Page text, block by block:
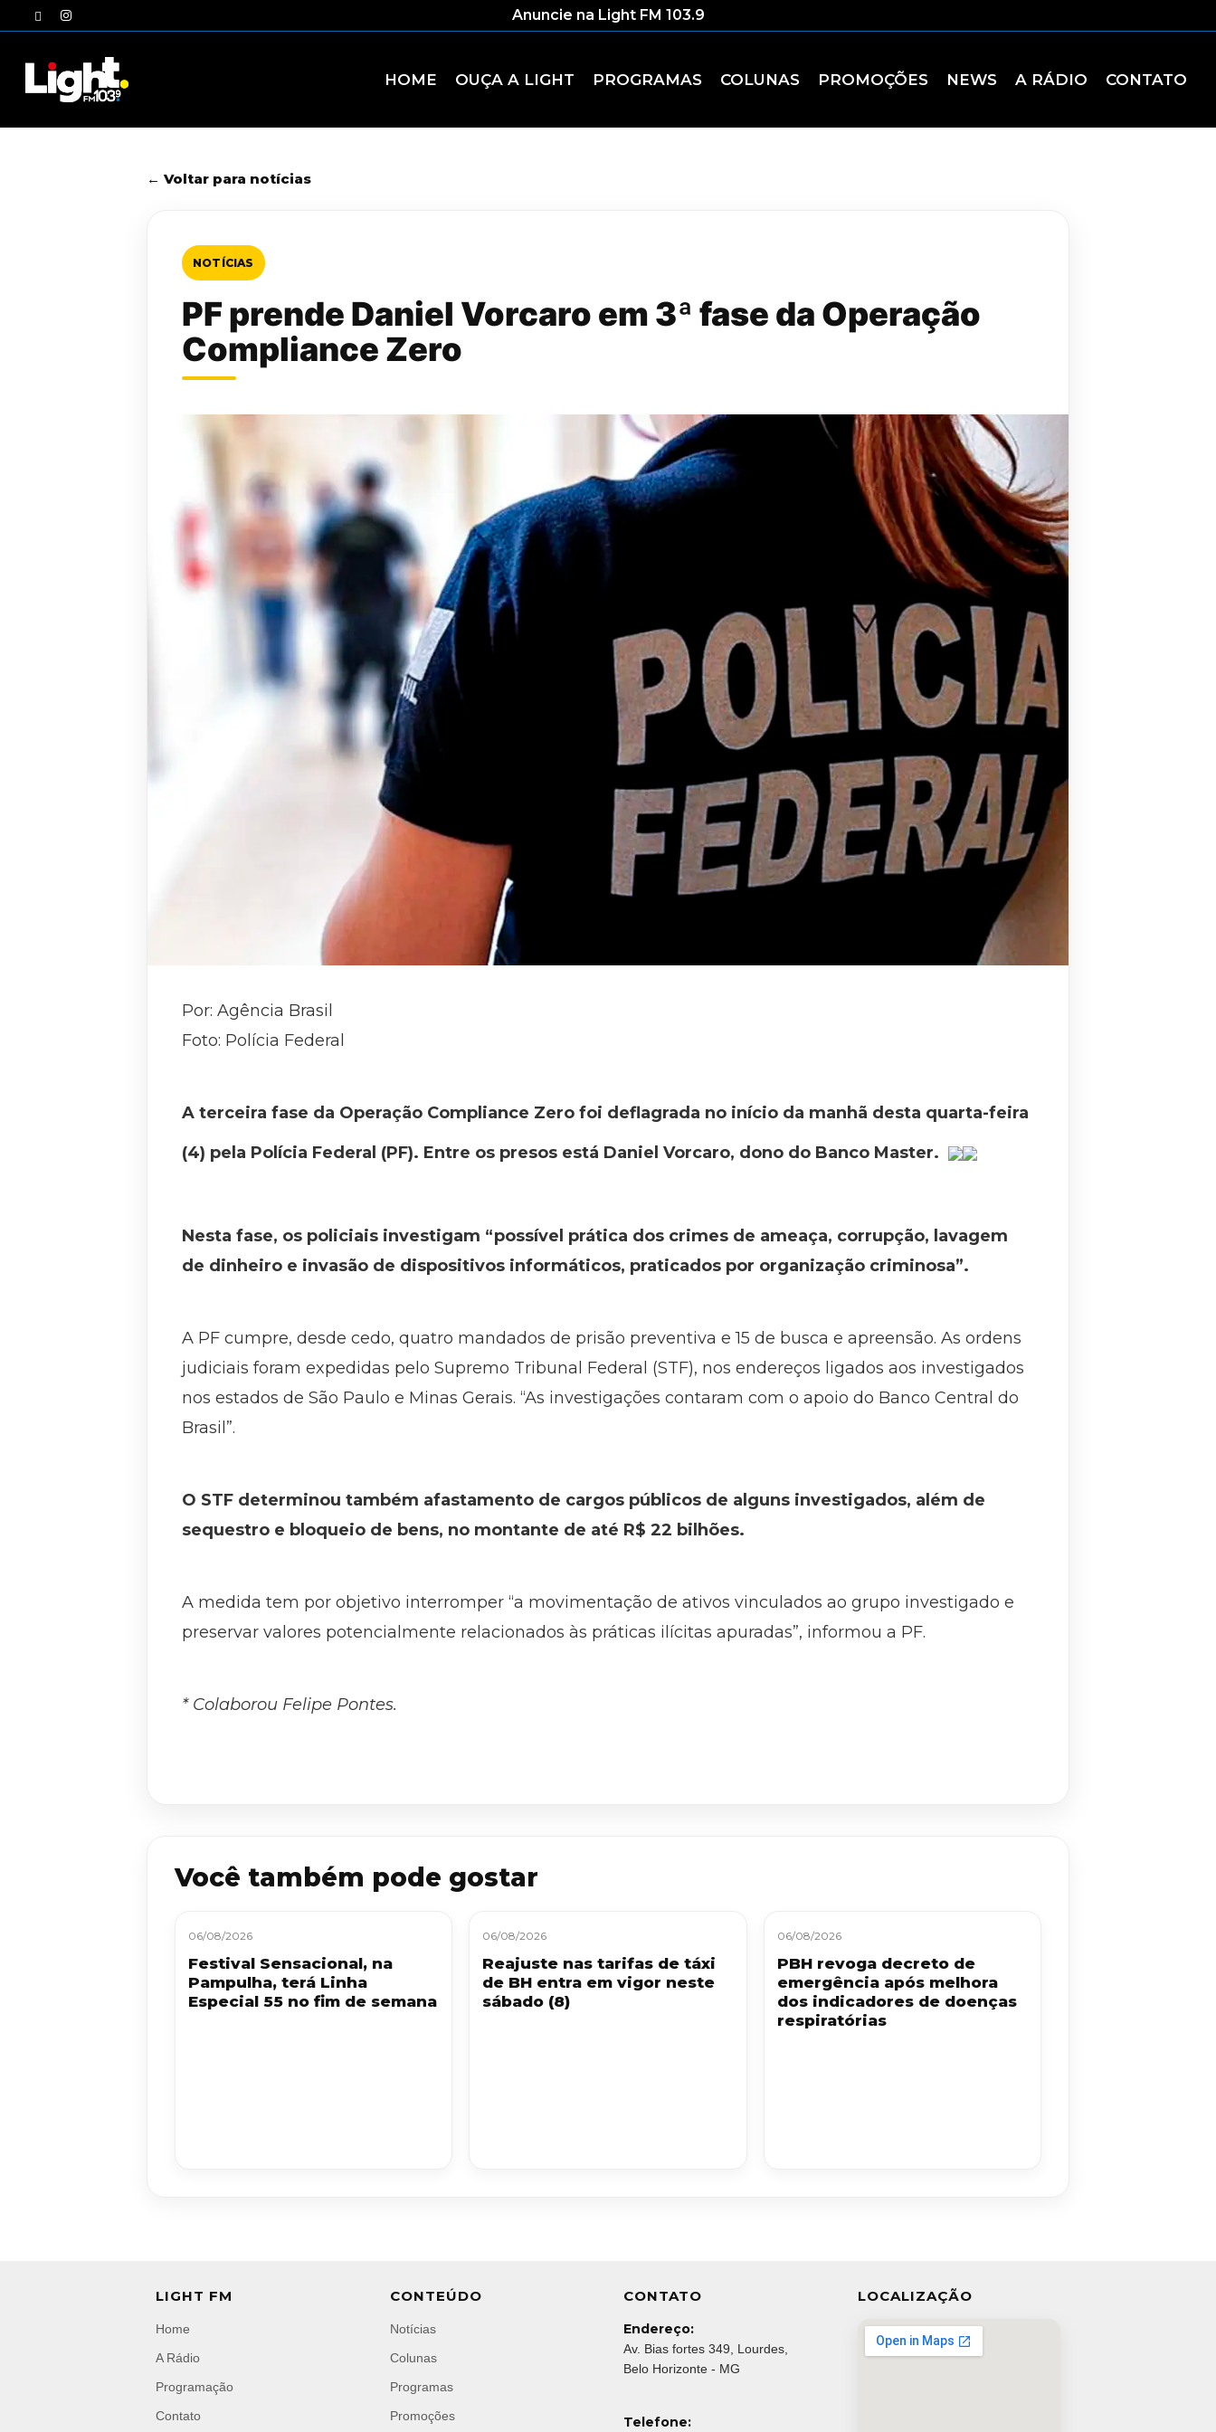
to
twitterinstagram Anuncie na Light FM 103.9
HOME OUÇA A LIGHT PROGRAMAS COLUNAS PROMOÇÕES NEWS A RÁDIO CONTATO
← Voltar para notícias
NOTÍCIAS
PF prende Daniel Vorcaro em 3ª fase da Operação
Compliance Zero
Por: Agência Brasil
Foto: Polícia Federal
A terceira fase da Operação Compliance Zero foi deflagrada no início da manhã desta quarta-feira
(4) pela Polícia Federal (PF). Entre os presos está Daniel Vorcaro, dono do Banco Master.
Nesta fase, os policiais investigam “possível prática dos crimes de ameaça, corrupção, lavagem
de dinheiro e invasão de dispositivos informáticos, praticados por organização criminosa”.
A PF cumpre, desde cedo, quatro mandados de prisão preventiva e 15 de busca e apreensão. As ordens
judiciais foram expedidas pelo Supremo Tribunal Federal (STF), nos endereços ligados aos investigados
nos estados de São Paulo e Minas Gerais. “As investigações contaram com o apoio do Banco Central do
Brasil”.
O STF determinou também afastamento de cargos públicos de alguns investigados, além de
sequestro e bloqueio de bens, no montante de até R$ 22 bilhões.
A medida tem por objetivo interromper “a movimentação de ativos vinculados ao grupo investigado e
preservar valores potencialmente relacionados às práticas ilícitas apuradas”, informou a PF.
* Colaborou Felipe Pontes.
Você também pode gostar
06/08/2026
Festival Sensacional, na
Pampulha, terá Linha
Especial 55 no fim de semana
06/08/2026
Reajuste nas tarifas de táxi
de BH entra em vigor neste
sábado (8)
06/08/2026
PBH revoga decreto de
emergência após melhora
dos indicadores de doenças
respiratórias
LIGHT FM
Home
A Rádio
Programação
Contato
CONTEÚDO
Notícias
Colunas
Programas
Promoções
CONTATO
Endereço:
Av. Bias fortes 349, Lourdes,
Belo Horizonte - MG
Telefone:
LOCALIZAÇÃO